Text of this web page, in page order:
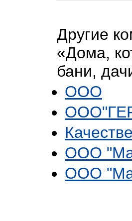
Другие
«Дома,
бани,
ООО
OOO
OOO